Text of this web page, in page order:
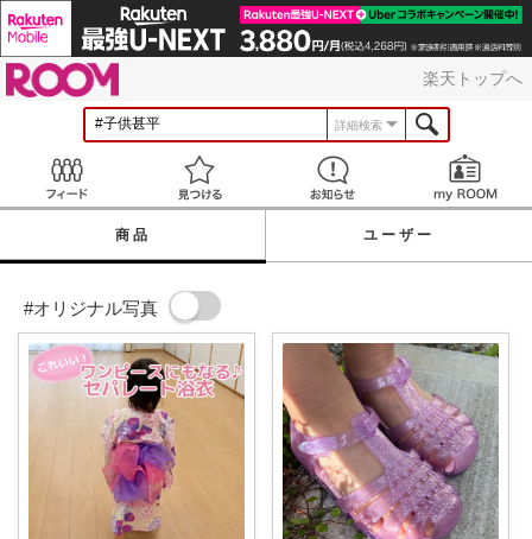
楽天トップへ
詳細検索
見つける お知らせ
商品 ユーザー
#オリジナル写真